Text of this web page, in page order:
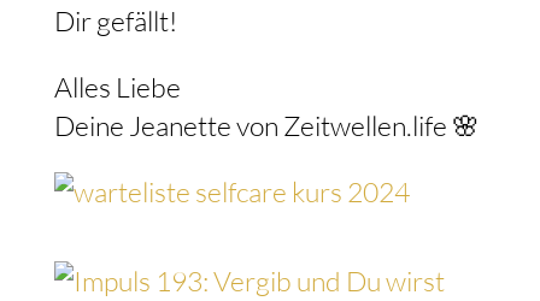
Dir gefällt!
Alles Liebe
Deine Jeanette von Zeitwellen.life 🌸